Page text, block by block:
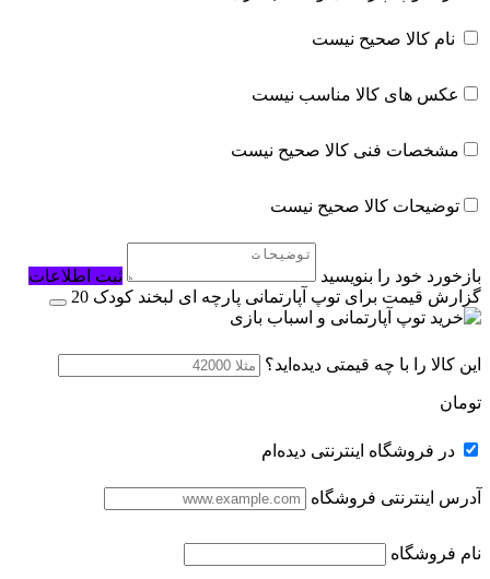
نام کالا صحیح نیست
عکس های کالا مناسب نیست
مشخصات فنی کالا صحیح نیست
توضیحات کالا صحیح نیست
بازخورد خود را بنویسید
ثبت اطلاعات
گزارش قیمت برای توپ آپارتمانی پارچه ای لبخند کودک 20
این کالا را با چه قیمتی دیده‌اید؟
تومان
در فروشگاه اینترنتی دیده‌ام
آدرس اینترنتی فروشگاه
نام فروشگاه